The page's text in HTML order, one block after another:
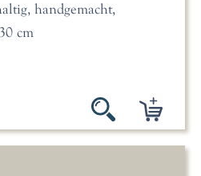
handgemacht,
cm